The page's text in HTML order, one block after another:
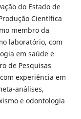
do Estado de
Científica
membro da
laboratório, com
em saúde e
de Pesquisas
experiência em
análises,
e odontologia